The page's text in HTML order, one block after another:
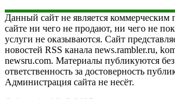
Данный сайт не является коммерческим
сайте ни чего не продают, ни чего не
услуги не оказываются. Сайт
новостей RSS канала news.rambler.ru,
newsru.com. Материалы публикуются
ответственность за достоверность
Администрация сайта не несёт.